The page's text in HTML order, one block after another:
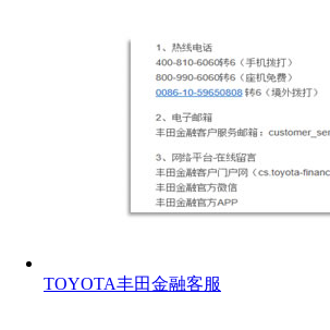
TOYOTA丰田金融客服